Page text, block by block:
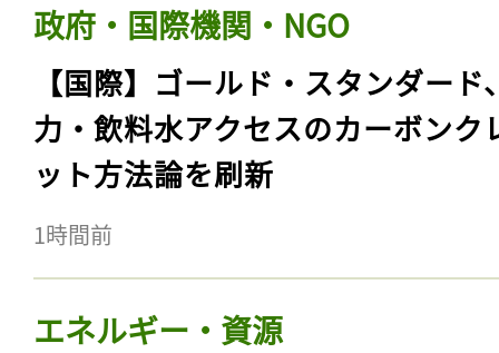
政府・国際機関・NGO
【国際】ゴールド・スタンダード
力・飲料水アクセスのカーボンク
ット方法論を刷新
1時間前
エネルギー・資源